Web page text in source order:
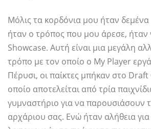
Μόλις τα κορδόνια μου ήταν δεμένα
ήταν ο τρόπος που μου άρεσε, ήταν
Showcase. Αυτή είναι μια μεγάλη
τρόπο με τον οποίο ο My Player
Πέρυσι, οι παίκτες μπήκαν στο
οποίο αποτελείται από τρία
γυμναστήριο για να παρουσιάσουν
αρχάριου σας. Ενώ ήταν αλήθεια